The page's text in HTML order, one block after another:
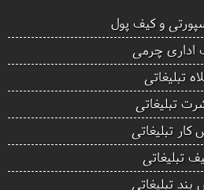
و کیف پول
اداری چرمی
تبلیغاتی
تبلیغاتی
کار تبلیغاتی
تبلیغاتی
بند تبلیغاتی